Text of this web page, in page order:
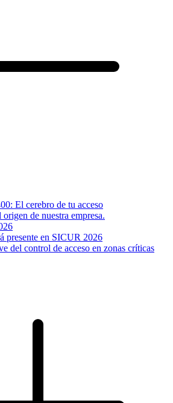
El cerebro de tu acceso
de nuestra empresa.
presente en SICUR 2026
del control de acceso en zonas críticas